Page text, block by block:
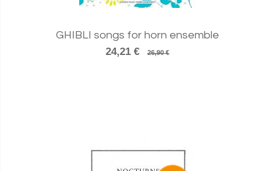
GHIBLI songs for horn ensemble
24,21 €
26,90 €